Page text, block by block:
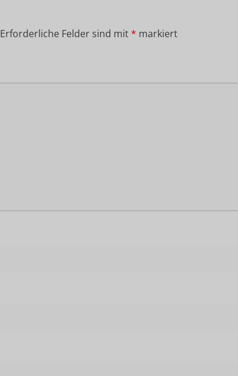
Erforderliche Felder sind mit* markiert